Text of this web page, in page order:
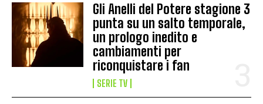
Gli Anelli del Potere stagione 3
punta su un salto temporale,
un prologo inedito e
cambiamenti per
riconquistare i fan
SERIE TV